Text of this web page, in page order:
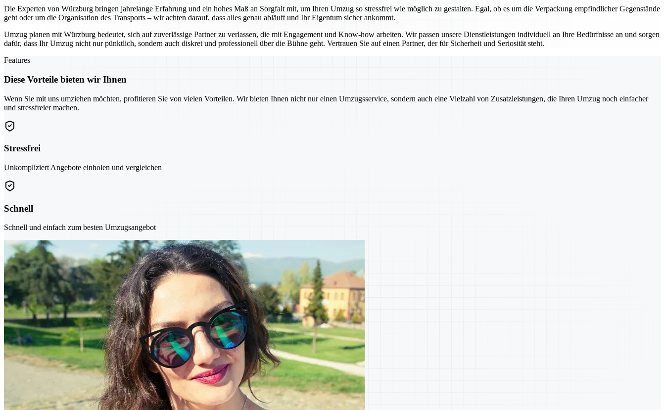
Die Experten von Würzburg bringen jahrelange Erfahrung und ein hohes Maß an Sorgfalt mit, um Ihren Umzug so stressfrei wie möglich zu gestalten. Egal, ob es um die Verpackung empfindlicher Gegenstände
geht oder um die Organisation des Transports – wir achten darauf, dass alles genau abläuft und Ihr Eigentum sicher ankommt.
Umzug planen mit Würzburg bedeutet, sich auf zuverlässige Partner zu verlassen, die mit Engagement und Know-how arbeiten. Wir passen unsere Dienstleistungen individuell an Ihre Bedürfnisse an und sorgen
dafür, dass Ihr Umzug nicht nur pünktlich, sondern auch diskret und professionell über die Bühne geht. Vertrauen Sie auf einen Partner, der für Sicherheit und Seriosität steht.
Features
Diese Vorteile bieten wir Ihnen
Wenn Sie mit uns umziehen möchten, profitieren Sie von vielen Vorteilen. Wir bieten Ihnen nicht nur einen Umzugsservice, sondern auch eine Vielzahl von Zusatzleistungen, die Ihren Umzug noch einfacher
und stressfreier machen.
Stressfrei
Unkompliziert Angebote einholen und vergleichen
Schnell
Schnell und einfach zum besten Umzugsangebot